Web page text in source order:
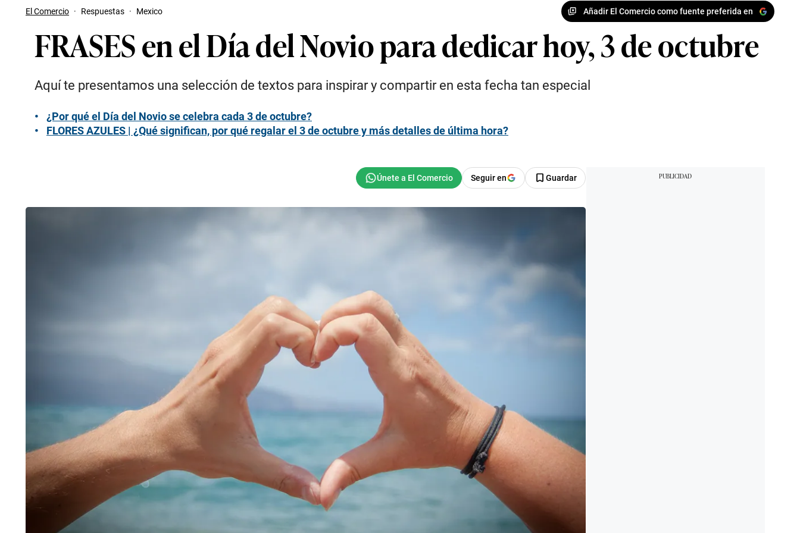
El Comercio · Respuestas · Mexico Añadir El Comercio como fuente preferida en
FRASES en el Día del Novio para dedicar hoy, 3 de octubre
Aquí te presentamos una selección de textos para inspirar y compartir en esta fecha tan especial
¿Por qué el Día del Novio se celebra cada 3 de octubre?
FLORES AZULES | ¿Qué significan, por qué regalar el 3 de octubre y más detalles de última hora?
Seguir en Guardar